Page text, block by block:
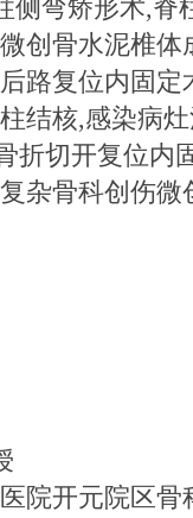
侧弯矫形术,脊
创骨水泥椎体
路复位内固定
结核,感染病
折切开复位内
杂骨科创伤微
院开元院区骨